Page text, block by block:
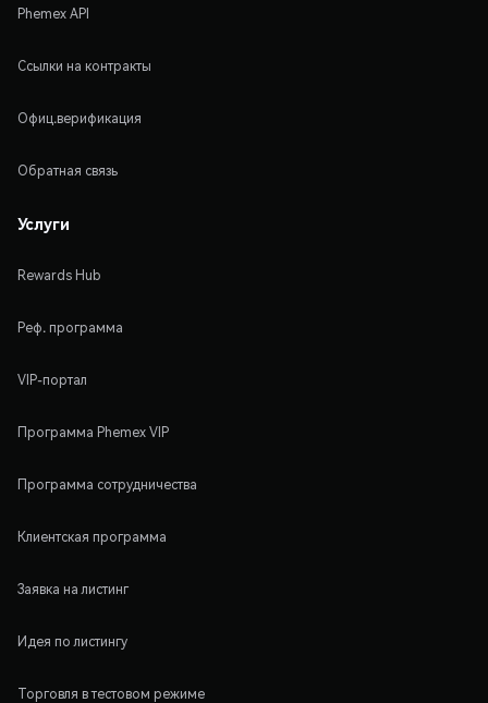
Phemex API
Ссылки на контракты
Офиц.верификация
Обратная связь
Услуги
Rewards Hub
Реф. программа
VIP-портал
Программа Phemex VIP
Программа сотрудничества
Клиентская программа
Заявка на листинг
Идея по листингу
Торговля в тестовом режиме